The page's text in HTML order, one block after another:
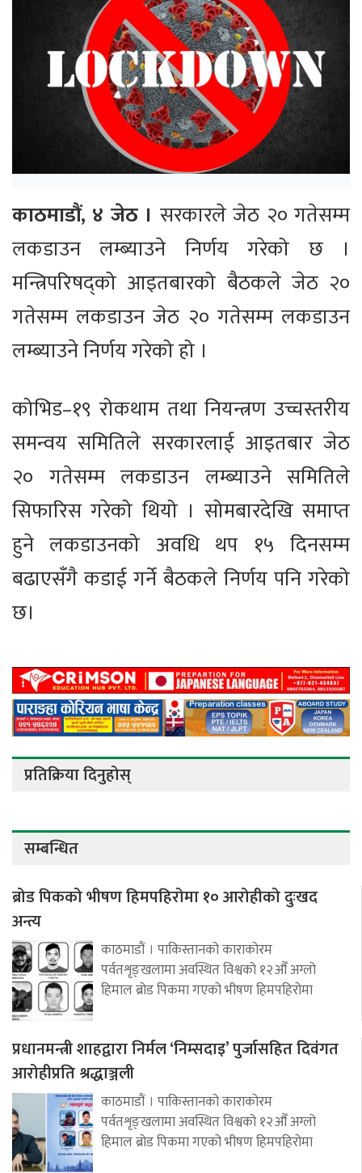
काठमाडौं, ४ जेठ । सरकारले जेठ २० गतेसम्म
लकडाउन लम्ब्याउने निर्णय गरेको छ ।
मन्त्रिपरिषद्‍को आइतबारको बैठकले जेठ २०
गतेसम्म लकडाउन जेठ २० गतेसम्म लकडाउन
लम्ब्याउने निर्णय गरेको हो ।
कोभिड–१९ रोकथाम तथा नियन्त्रण उच्चस्तरीय
समन्वय समितिले सरकारलाई आइतबार जेठ
२० गतेसम्म लकडाउन लम्ब्याउने समितिले
सिफारिस गरेको थियो । सोमबारदेखि समाप्त
हुने लकडाउनको अवधि थप १५ दिनसम्म
बढाएसँगै कडाई गर्ने बैठकले निर्णय पनि गरेको
छ।
प्रतिक्रिया दिनुहोस्
सम्बन्धित
ब्रोड पिकको भीषण हिमपहिरोमा १० आरोहीको दुःखद
अन्त्य
काठमाडौं । पाकिस्तानको काराकोरम
पर्वतशृङ्खलामा अवस्थित विश्वको १२औँ अग्लो
हिमाल ब्रोड पिकमा गएको भीषण हिमपहिरोमा
प्रधानमन्त्री शाहद्वारा निर्मल ‘निम्सदाइ’ पुर्जासहित दिवंगत
आरोहीप्रति श्रद्धाञ्जली
काठमाडौं । पाकिस्तानको काराकोरम
पर्वतशृङ्खलामा अवस्थित विश्वको १२औँ अग्लो
हिमाल ब्रोड पिकमा गएको भीषण हिमपहिरोमा